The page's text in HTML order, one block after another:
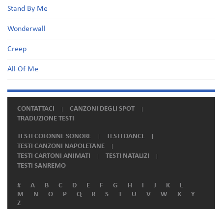
Stand By Me
Wonderwall
Creep
All Of Me
CONTATTACI
CANZONI DEGLI SPOT
TRADUZIONE TESTI
TESTI COLONNE SONORE
TESTI DANCE
TESTI CANZONI NAPOLETANE
TESTI CARTONI ANIMATI
TESTI NATALIZI
TESTI SANREMO
# A B C D E F G H I J K
L
M
N O P Q R S T U V W X
Y
Z